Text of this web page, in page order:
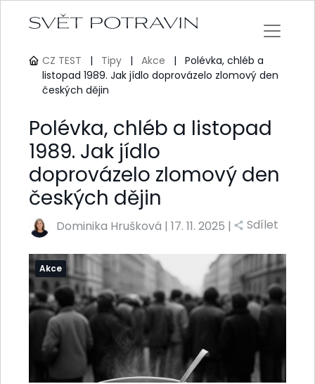
CZ TEST | Tipy | Akce |
Polévka, chléb a
listopad 1989. Jak jídlo doprovázelo zlomový den
českých dějin
Polévka, chléb a listopad
1989. Jak jídlo
doprovázelo zlomový den
českých dějin
Dominika Hrušková | 17. 11. 2025 | Sdílet
Akce